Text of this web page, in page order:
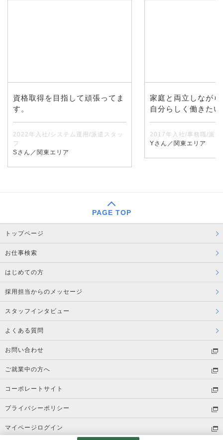
資格取得を目指して頑張ってま
す。
2022年入社/システム運用/派遣スタッ
フ
Sさん／関東エリア
家庭と両立しなが
自分らしく働きたい
2017年入社/事務職/派遣
Yさん／関東エリア
PAGE TOP
トップページ
お仕事検索
はじめての方
採用担当からのメッセージ
スタッフインタビュー
よくある質問
お問い合わせ
ご就業中の方へ
コーポレートサイト
プライバシーポリシー
マイページログイン